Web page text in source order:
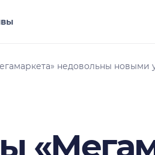
недовольны новыми